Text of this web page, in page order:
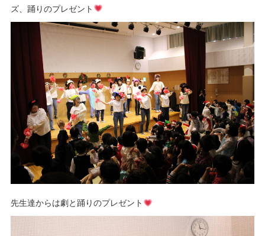
ズ、踊りのプレゼント
先生達からは劇と踊りのプレゼント